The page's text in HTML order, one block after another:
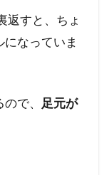
返すと、ちょ
なっていま
で、 足元が